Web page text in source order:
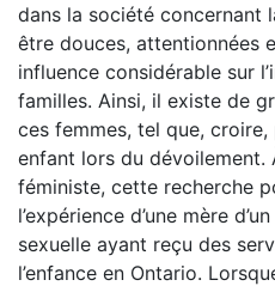
dans la société concernant
être douces, attentionnées
influence considérable sur
familles. Ainsi, il existe de
ces femmes, tel que,
enfant lors du dévoilement.
féministe, cette recherche
l’expérience d’une mère
sexuelle ayant reçu des
l’enfance en Ontario.